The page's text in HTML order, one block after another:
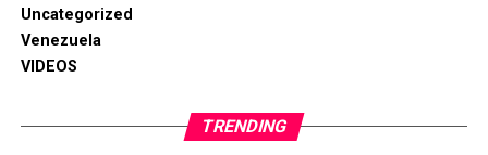
Uncategorized
Venezuela
VIDEOS
TRENDING